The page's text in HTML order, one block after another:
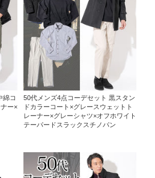
綿コ
ー×
50代メンズ4点コーデセット 黒スタン
ドカラーコート×グレースウェットト
レーナー×グレーシャツ×オフホワイト
テーパードスラックスチノパン